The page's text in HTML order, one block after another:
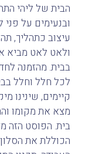
הבית של ליהי
ובנעימים על
עיצוב כתהליך,
ולאט לאט מביא
בבית. מהזמנה
לכל חלל וחלל
קיימים, שינינו
מצא את מקומו
בית. הפוסט הזה
הכוללת את